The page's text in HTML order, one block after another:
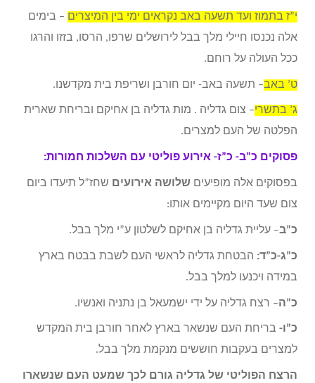
י”ז בתמוז ועד תשעה באב נקראים ימי בין המיצרים – בימים
אלה נכנסו חיילי מלך בבל לירושלים שרפו, הרסו, בזזו והרגו
ככל העולה על רוחם.
ט’ באב– תשעה באב- יום חורבן ושריפת בית מקדשנו.
ג’ בתשרי– צום גדליה . מות גדליה בן אחיקם ובריחת שארית
הפלטה של העם למצרים.
פסוקים כ”ב- כ”ז- אירוע פוליטי עם השלכות חמורות:
בפסוקים אלה מופיעים שלושה אירועים שחז”ל תיעדו ביום
צום שעד היום מקיימים אותו:
כ”ב– עליית גדליה בן אחיקם לשלטון ע”י מלך בבל.
כ”ג-כ”ד: הבטחת גדליה לראשי העם לשבת בבטח בארץ
במידה ויכנעו למלך בבל.
כ”ה– רצח גדליה על ידי ישמעאל בן נתניה ואנשיו.
כ”ו- בריחת העם שנשאר בארץ לאחר חורבן בית המקדש
למצרים בעקבות חוששים מנקמת מלך בבל.
הרצח הפוליטי של גדליה גורם לכך שמעט העם שנשארו